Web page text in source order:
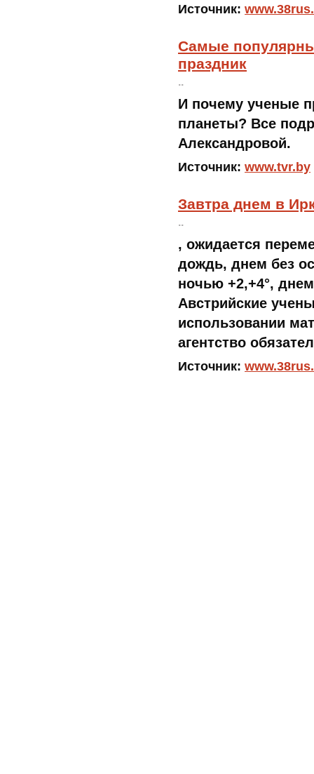
Источник:
Самые
праздник
..
И почему ученые
планеты? Все
Александровой.
Источник: www.tvr.by
Завтра днем в
..
, ожидается
дождь, днем без
ночью +2,+4°,
Австрийские
использовании
агентство
Источник: